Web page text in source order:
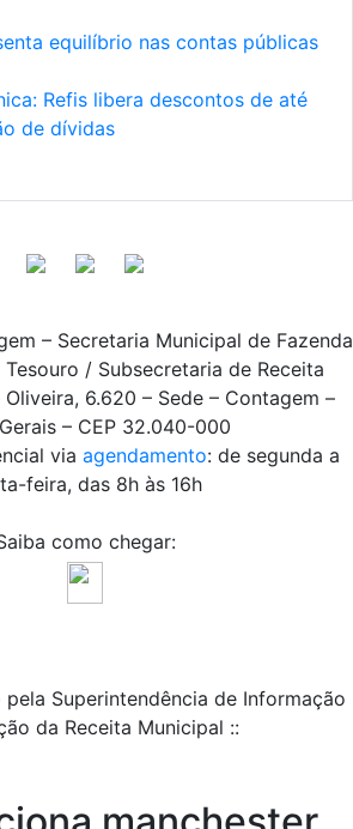
equilíbrio nas contas públicas
Refis libera descontos de até
de dívidas
– Secretaria Municipal de Fazenda
/ Subsecretaria de Receita
6.620 – Sede – Contagem –
– CEP 32.040-000
via agendamento: de segunda a
feira, das 8h às 16h
como chegar:
Superintendência de Informação
da Receita Municipal ::